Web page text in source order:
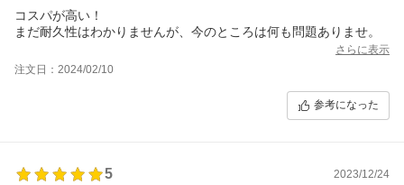
コスパが高い！
まだ耐久性はわかりませんが、今のところは何も問題ありませ。
さらに表示
注文日：2024/02/10
参考になった
5
2023/12/24